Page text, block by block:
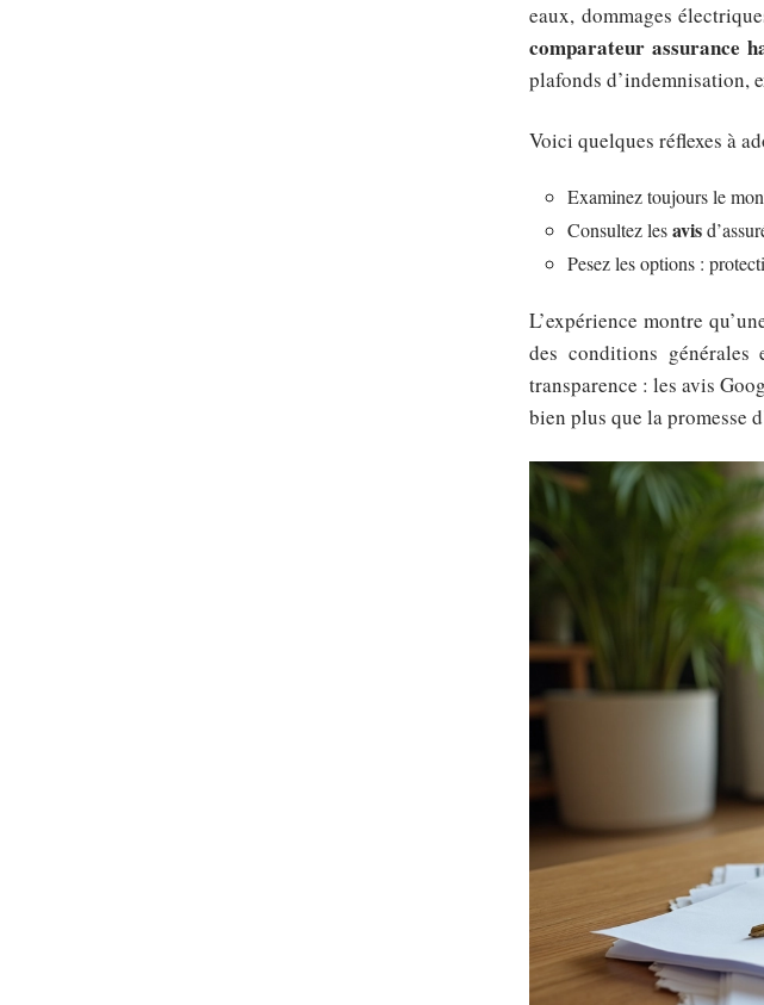
eaux, dommages
comparateur assurance
plafonds d’indemnisation,
Voici quelques réflexes à
Examinez toujours le
Consultez lesavis
Pesez les options :
L’expérience montre
des conditions
transparence : les avis
bien plus que la promesse